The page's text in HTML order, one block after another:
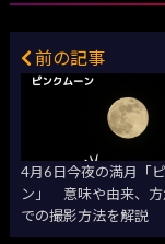
前の記事
4月6日今夜の満月「
ン」 意味や由来、方
での撮影方法を解説